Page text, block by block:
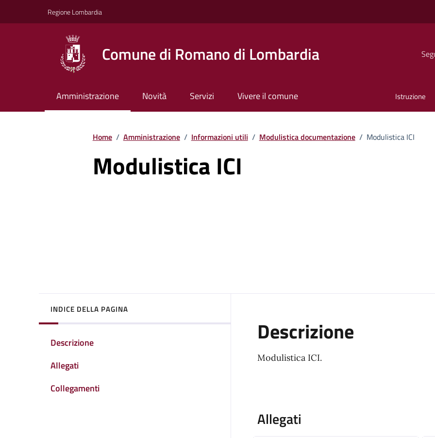
Regione Lombardia
Comune di Romano di Lombardia
Amministrazione Novità Servizi Vivere il comune Istruzione
Home / Amministrazione / Informazioni utili / Modulistica documentazione / Modulistica ICI
Modulistica ICI
INDICE DELLA PAGINA
Descrizione
Allegati
Collegamenti
Descrizione
Modulistica ICI.
Allegati